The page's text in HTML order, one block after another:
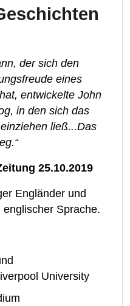
der sich den
eines
entwickelte John
in den sich das
ließ...Das
25.10.2019
Engländer und
Sprache.
University